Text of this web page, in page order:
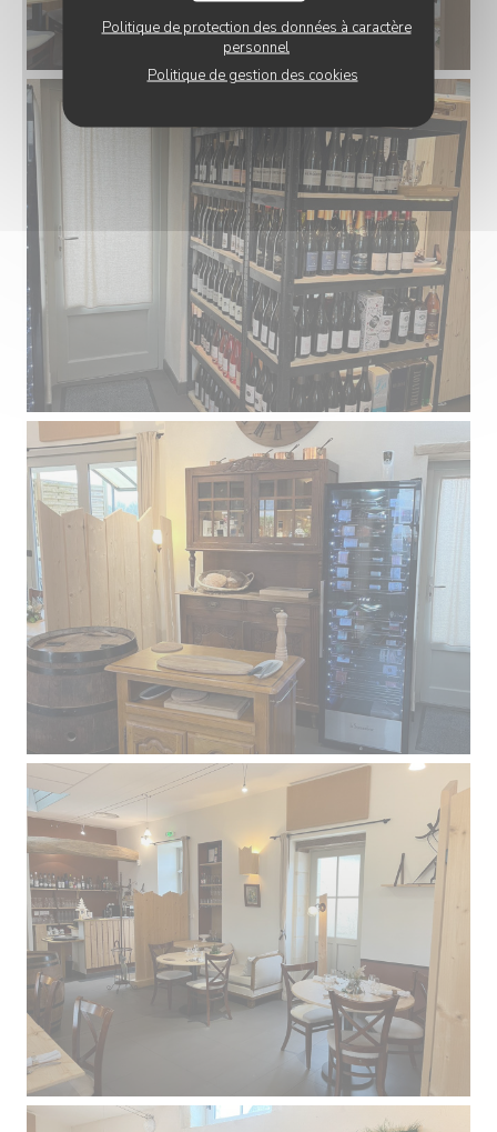
Politique de protection des données à caractère
personnel
Politique de gestion des cookies